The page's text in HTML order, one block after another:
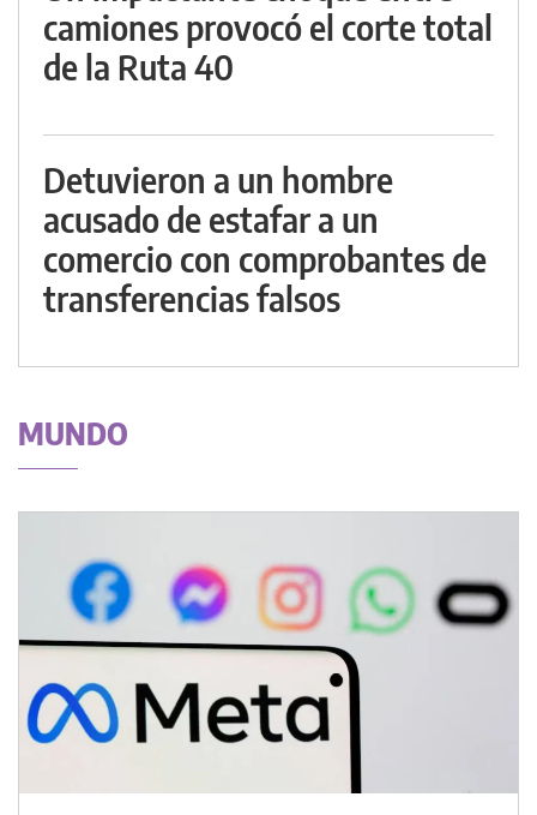
camiones provocó el corte total
de la Ruta 40
Detuvieron a un hombre
acusado de estafar a un
comercio con comprobantes de
transferencias falsos
MUNDO